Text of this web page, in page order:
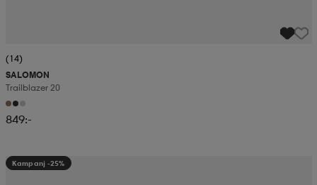
(14)
SALOMON
Trailblazer 20
849:-
Kampanj -25%